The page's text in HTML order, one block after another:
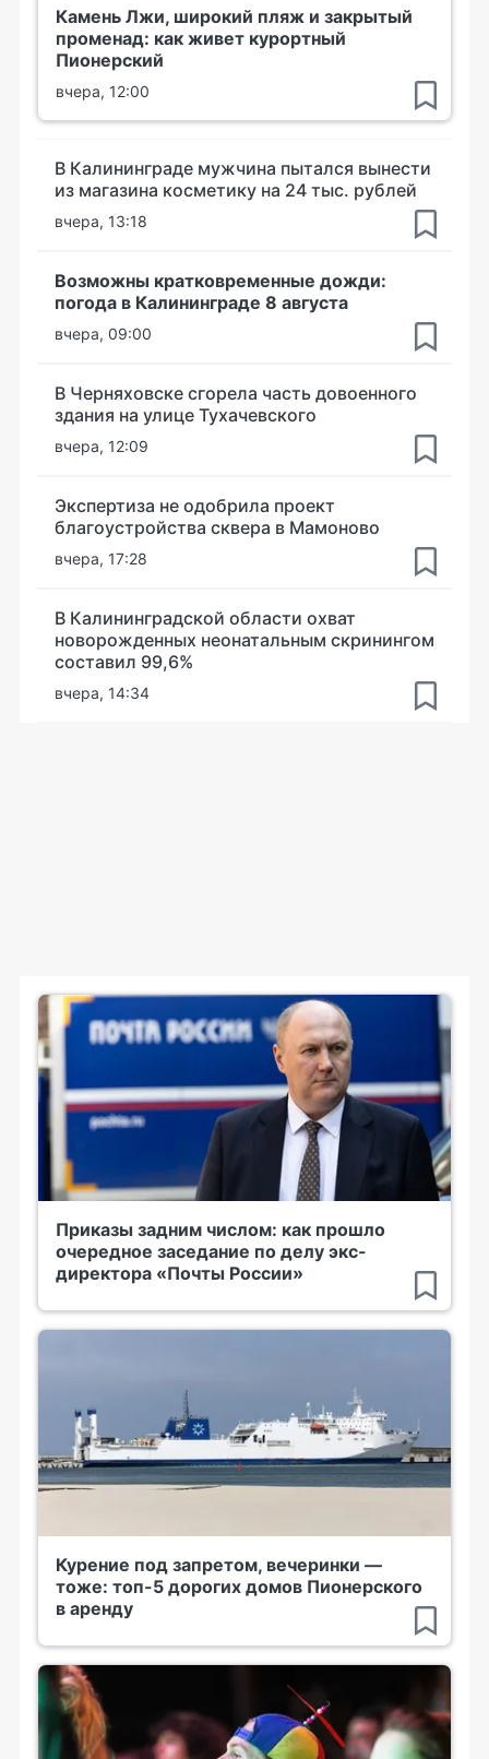
Камень Лжи, широкий пляж и закрытый
променад: как живет курортный
Пионерский
вчера, 12:00
В Калининграде мужчина пытался вынести
из магазина косметику на 24 тыс. рублей
вчера, 13:18
Возможны кратковременные дожди:
погода в Калининграде 8 августа
вчера, 09:00
В Черняховске сгорела часть довоенного
здания на улице Тухачевского
вчера, 12:09
Экспертиза не одобрила проект
благоустройства сквера в Мамоново
вчера, 17:28
В Калининградской области охват
новорожденных неонатальным скринингом
составил 99,6%
вчера, 14:34
Приказы задним числом: как прошло
очередное заседание по делу экс-
директора «Почты России»
Курение под запретом, вечеринки —
тоже: топ-5 дорогих домов Пионерского
в аренду